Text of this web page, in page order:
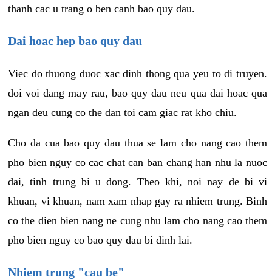
thanh cac u trang o ben canh bao quy dau.
Dai hoac hep bao quy dau
Viec do thuong duoc xac dinh thong qua yeu to di truyen.
doi voi dang may rau, bao quy dau neu qua dai hoac qua
ngan deu cung co the dan toi cam giac rat kho chiu.
Cho da cua bao quy dau thua se lam cho nang cao them
pho bien nguy co cac chat can ban chang han nhu la nuoc
dai, tinh trung bi u dong. Theo khi, noi nay de bi vi
khuan, vi khuan, nam xam nhap gay ra nhiem trung. Binh
co the dien bien nang ne cung nhu lam cho nang cao them
pho bien nguy co bao quy dau bi dinh lai.
Nhiem trung "cau be"